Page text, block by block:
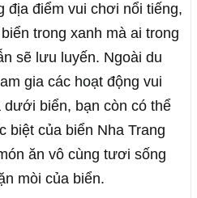
địa điểm vui chơi nổi tiếng,
trong xanh mà ai trong
sẽ lưu luyến. Ngoài du
gia các hoạt động vui
biển, bạn còn có thể
biệt của biển Nha Trang
ăn vô cùng tươi sống
mòi của biển.